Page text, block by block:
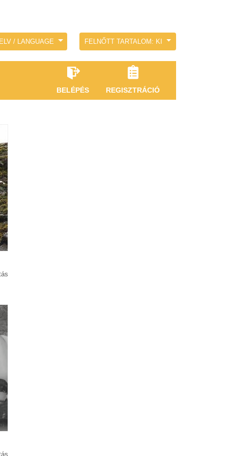
/ LANGUAGE FELNŐTT TARTALOM: KI
BELÉPÉS REGISZTRÁCIÓ